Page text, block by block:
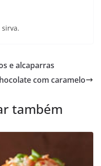
sirva.
e alcaparras
com caramelo
também